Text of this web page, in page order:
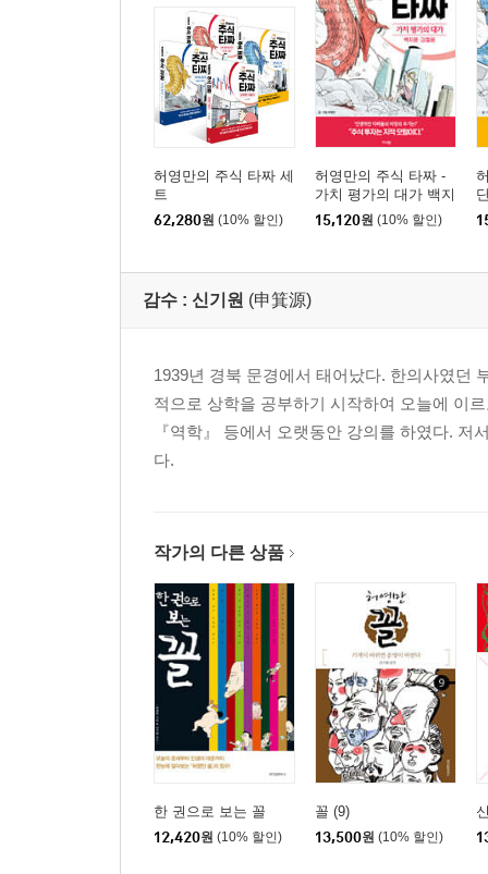
마음은 모양을 바꾼다
부자 거지
인생은 누구나 운명의 호텔에 예약되어 있다
산 좋고 물 좋은 정자 없다
선캡을 벗어라
성형의 효과 ① 가난뱅이 코가 부자 코 될 수 없다
성형의 효과 ② 있는 복이 새나가는 건 막을 수 있다
깨달은 자가 거지를 보면…
치아는 많아야 좋다
개이빨
치아 38개면 황제, 28개면 하인
상어이빨과 소이빨
짧은 얼굴, 긴 얼굴
만물의 영장으로 태어나서…
나가면 반드시 돌아온다
허영만의 주식 타짜 세
트
62,280원 (10% 할인)
허영만의 주식 타짜 -
가치 평가의 대가 백지
윤·김철광
15,120원 (10% 할인)
감수 : 신기원 (申箕源)
1939년 경북 문경에서 태어났다. 한의사였던
적으로 상학을 공부하기 시작하여 오늘에 이
『역학』 등에서 오랫동안 강의를 하였다.
다.
작가의 다른 상품
한 권으로 보는 꼴
12,420원 (10% 할인)
꼴 (9)
13,500원 (10% 할인)